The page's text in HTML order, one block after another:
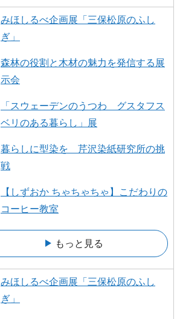
みほしるべ企画展「三保松原のふし
ぎ」
森林の役割と木材の魅力を発信する展
示会
「スウェーデンのうつわ グスタフス
ベリのある暮らし」展
暮らしに型染を 芹沢染紙研究所の挑
戦
【しずおか ちゃちゃちゃ】こだわりの
コーヒー教室
もっと見る
みほしるべ企画展「三保松原のふし
ぎ」